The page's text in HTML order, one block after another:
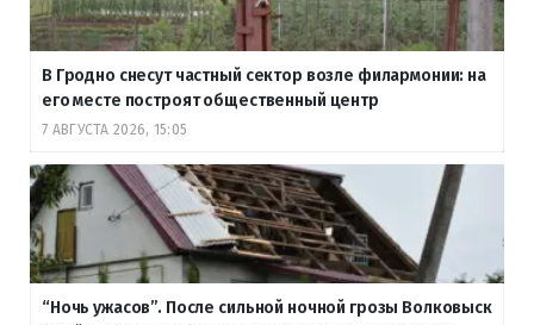
В Гродно снесут частный сектор возле филармонии: на
его месте построят общественный центр
7 АВГУСТА 2026, 15:05
“Ночь ужасов”. После сильной ночной грозы Волковыск